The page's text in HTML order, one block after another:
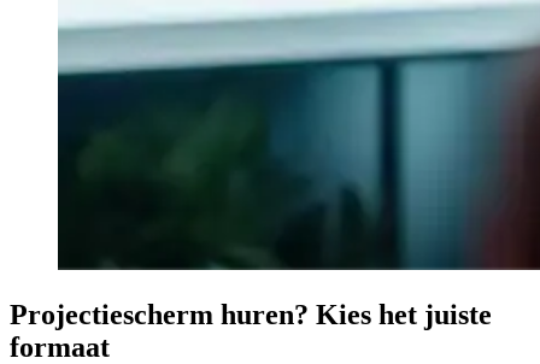
Projectiescherm huren? Kies het juiste
formaat